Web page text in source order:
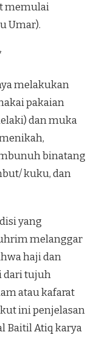
memulai
Umar).
melakukan
pakaian
dan muka
binatang
kuku, dan
yang
melanggar
haji dan
dari tujuh
atau kafarat
ini penjelasan
Baitil Atiq karya